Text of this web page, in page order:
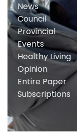
News
Council
Provincial
Events
Healthy Living
Opinion
Entire Paper
Subscriptions